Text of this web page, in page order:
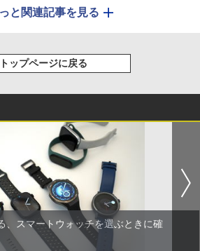
と関連記事を見る
トップページに戻る
、スマートウォッチを選ぶときに確